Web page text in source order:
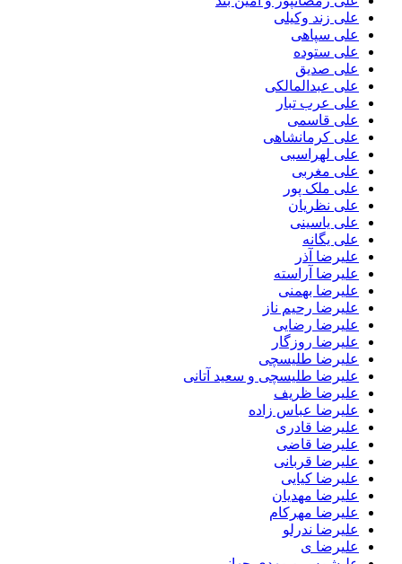
علی زند وکیلی
علی سپاهی
علی ستوده
علی صدیق
علی عبدالمالکی
علی عرب تبار
علی قاسمی
علی کرمانشاهی
علی لهراسبی
علی مغربی
علی ملک پور
علی نظریان
علی یاسینی
علی یگانه
علیرضا آذر
علیرضا آراسته
علیرضا بهمنی
علیرضا رحیم ناز
علیرضا رضایی
علیرضا روزگار
علیرضا طلیسچی
علیرضا طلیسچی و سعید آتانی
علیرضا ظریف
علیرضا عباس زاده
علیرضا قادری
علیرضا قاضی
علیرضا قربانی
علیرضا کیایی
علیرضا مهدیان
علیرضا مهرکام
علیرضا ندرلو
علیرضا ی